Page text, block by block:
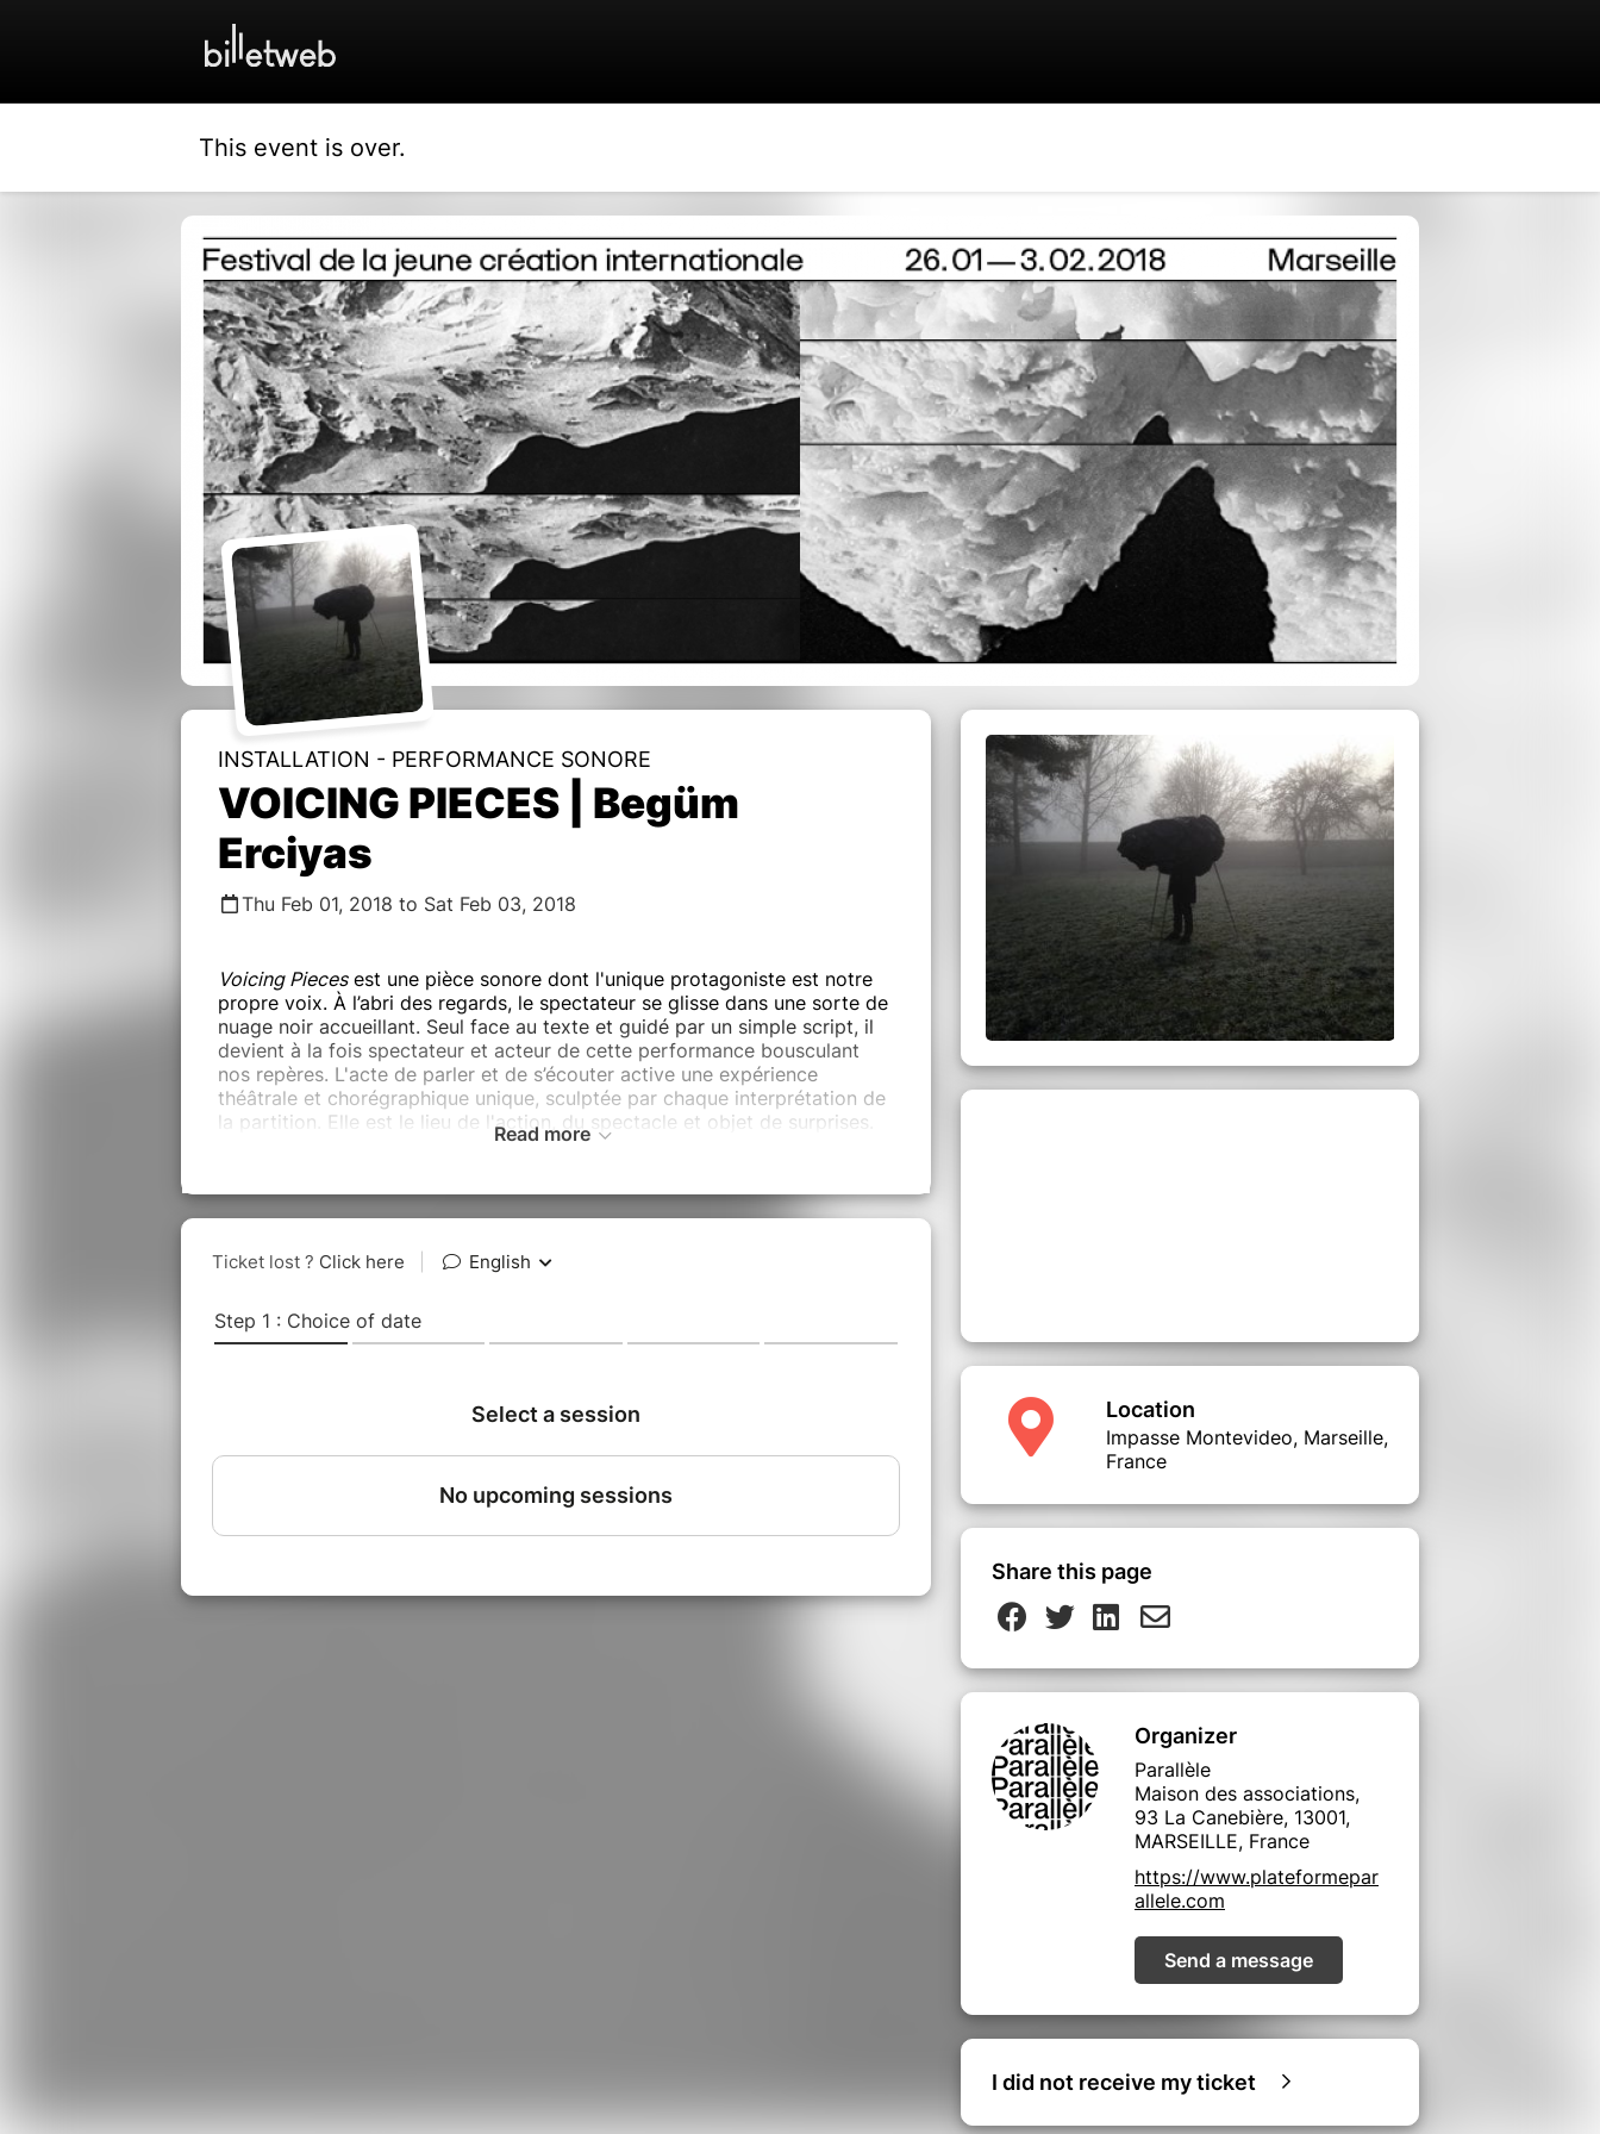
This event is over.
INSTALLATION - PERFORMANCE SONORE
VOICING PIECES | Begüm
Erciyas
Thu Feb 01, 2018 to Sat Feb 03, 2018
Voicing Piecesest une pièce sonore dont l'unique protagoniste est notre
propre voix. À l’abri des regards, le spectateur se glisse dans une sorte de
nuage noir accueillant. Seul face au texte et guidé par un simple script, il
devient à la fois spectateur et acteur de cette performance bousculant
nos repères. L'acte de parler et de s’écouter active une expérience
théâtrale et chorégraphique unique, sculptée par chaque interprétation de
la partition. Elle est le lieu de l'action, du spectacle et objet de surprises.
Qui parle, quand je parle ? Ma propre voix ne me semble-t-elle pas
trouble,Voicing Piecesest une invitation à découvrir et accepter l'étranger
en nous-mêmes.
Créneaux de présentation de la performance
3.02.2018 | 10h > 18h30
Merci de bien vouloir vous présenter au minimum 15 minutes
Read more
Location
Impasse Montevideo, Marseille,
France
Share this page
Organizer
Parallèle
Maison des associations,
93 La Canebière, 13001,
MARSEILLE, France
https://www.plateformepar
allele.com
Send a message
I did not receive my ticket